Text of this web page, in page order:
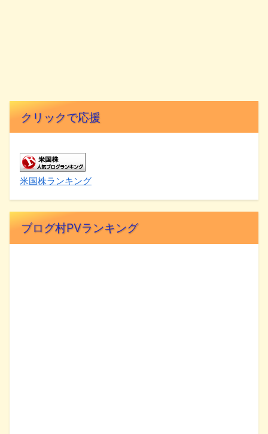
クリックで応援
米国株ランキング
ブログ村PVランキング